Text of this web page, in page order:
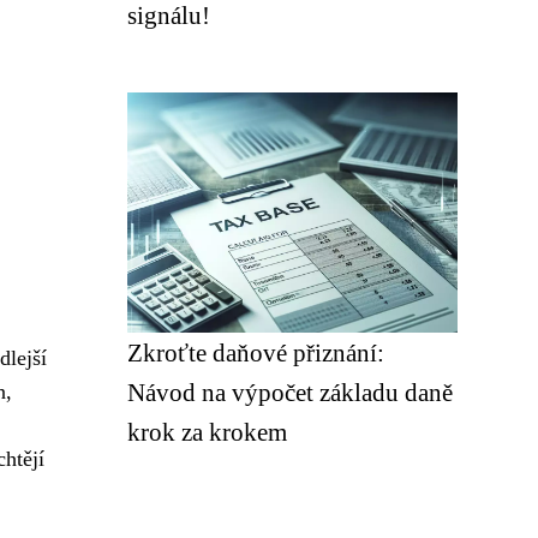
signálu!
Zkroťte daňové přiznání:
Návod na výpočet základu daně
krok za krokem